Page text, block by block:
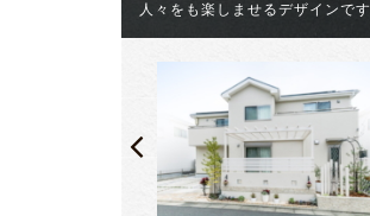
人々をも楽しませるデザインです